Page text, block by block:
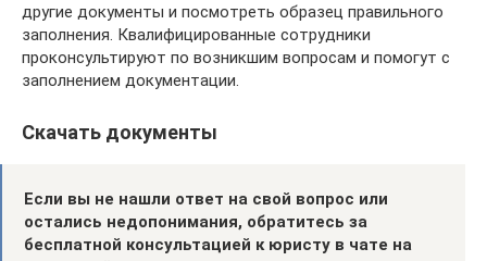
другие документы и посмотреть образец правильного
заполнения. Квалифицированные сотрудники
проконсультируют по возникшим вопросам и помогут с
заполнением документации.
Скачать документы
Если вы не нашли ответ на свой вопрос или
остались недопонимания, обратитесь за
бесплатной консультацией к юристу в чате на